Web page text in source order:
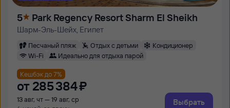
5 Park Regency Resort Sharm El Sheikh
Шарм-Эль-Шейх, Египет
Песчаный пляж Отдых с детьми
Кондиционер
Wi-Fi
Идеально для отдыха парой
Кешбэк до 7%
от 285 ⁠384 ⁠₽
13 авг, чт — 19 авг, ср
Выбрать